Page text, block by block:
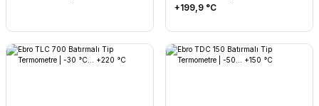
+199,9 °C